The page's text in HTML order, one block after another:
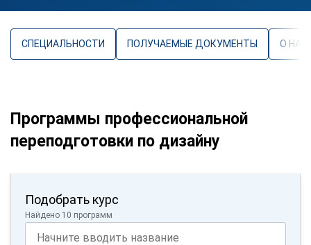
СПЕЦИАЛЬНОСТИ ПОЛУЧАЕМЫЕ ДОКУМЕНТЫ О
Программы профессиональной
переподготовки по дизайну
Подобрать курс
Найдено 10 программ